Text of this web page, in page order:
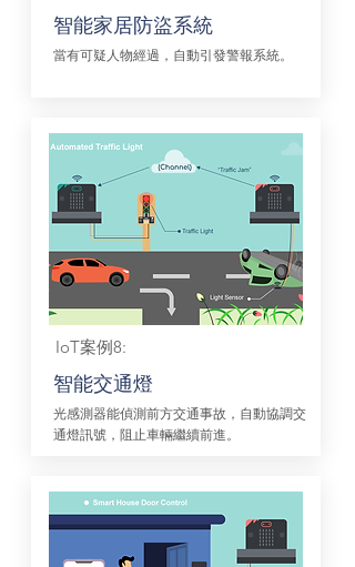
智能家居防盜系統
當有可疑人物經過，自動引發警報系統。
IoT案例8:
智能交通燈
光感測器能偵測前方交通事故，自動協調交
通燈訊號，阻止車輛繼續前進。